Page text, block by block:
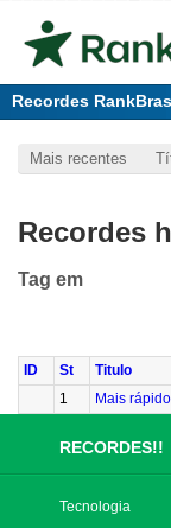
Recordes
Mais recentes
Recordes
Tag em
ID St
Titulo
1
Mais
RECORDES!!
Tecnologia